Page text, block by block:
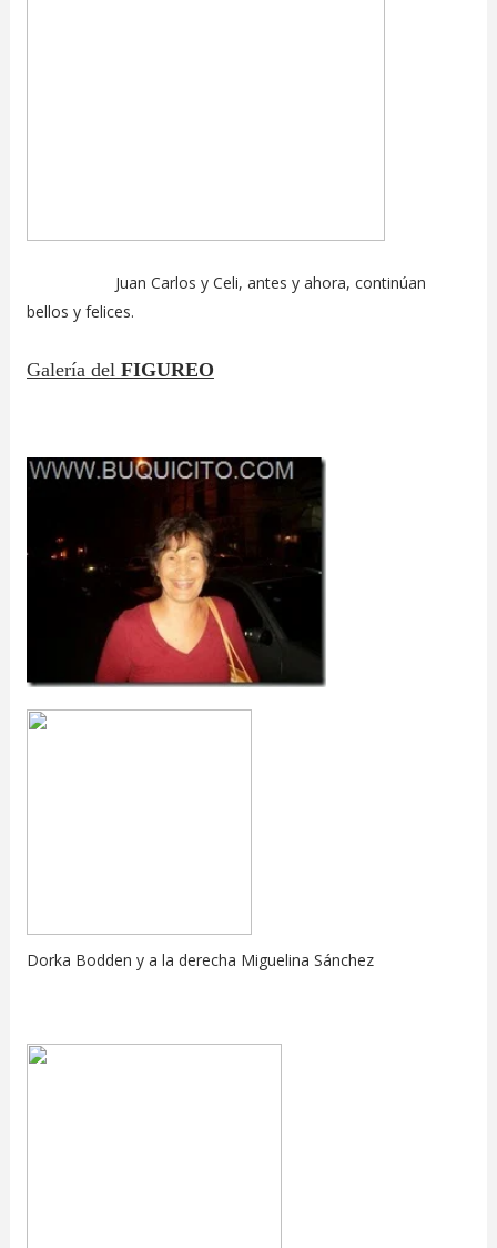
Juan Carlos y Celi, antes y ahora, continúan
bellos y felices.
Galería del FIGUREO
Dorka Bodden y a la derecha Miguelina Sánchez